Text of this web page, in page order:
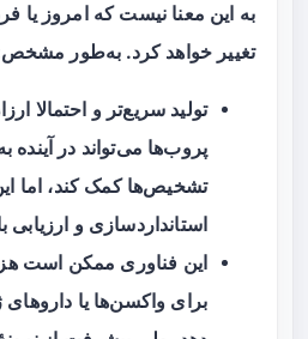
به این معنا نیست که امروز یا
تغییر خواهد کرد. به‌طور
تولید سریع‌تر و احتمالا
پروب‌ها می‌تواند در آینده
تشخیص‌ها کمک کند، اما
استانداردسازی و
این فناوری ممکن است
برای واکسن‌ها یا